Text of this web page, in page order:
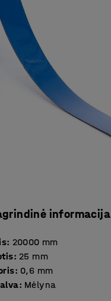
informacija
: 20000 mm
: 25 mm
: 0,6 mm
: Mėlyna